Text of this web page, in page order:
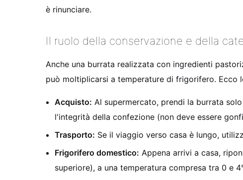
è rinunciare.
Il ruolo della conservazione e della
Anche una burrata realizzata con ingredienti
può moltiplicarsi a temperature di frigorifero. Ecco
Acquisto: Al supermercato, prendi la burrata
l'integrità della confezione (non deve essere
Trasporto: Se il viaggio verso casa è lungo,
Frigorifero domestico: Appena arrivi a casa,
superiore), a una temperatura compresa tra 0 e